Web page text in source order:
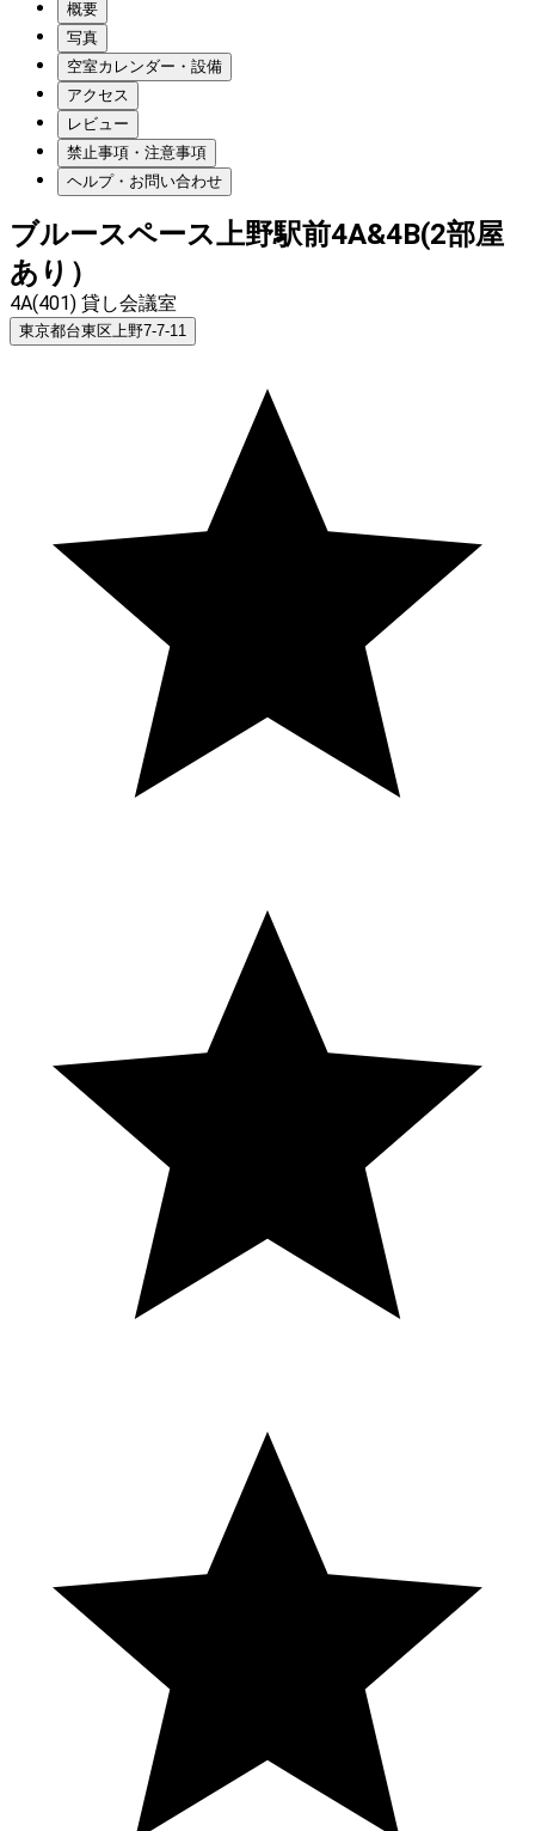
概要
写真
空室カレンダー・設備
アクセス
レビュー
禁止事項・注意事項
ヘルプ・お問い合わせ
ブルースペース上野駅前4A&4B(2部屋
あり）
4A(401) 貸し会議室
東京都台東区上野7-7-11